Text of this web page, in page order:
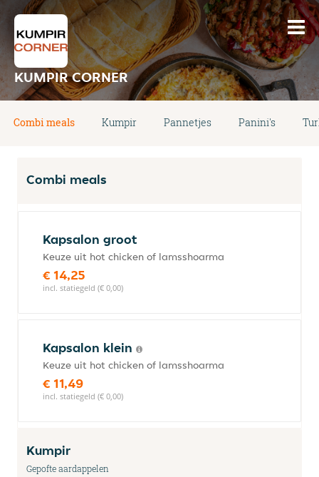
KUMPIR CORNER
Combi meals Kumpir Pannetjes Panini's
Combi meals
Kapsalon groot
Keuze uit hot chicken of lamsshoarma
€ 14,25
incl. statiegeld (€ 0,00)
Kapsalon klein
Keuze uit hot chicken of lamsshoarma
€ 11,49
incl. statiegeld (€ 0,00)
Kumpir
Gepofte aardappelen